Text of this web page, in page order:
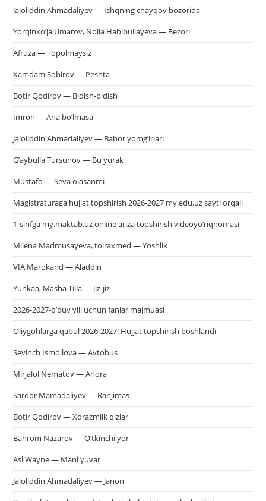
Jaloliddin Ahmadaliyev — Ishqning chayqov bozorida
Yorqinxo’ja Umarov, Noila Habibullayeva — Bezori
Afruza — Topolmaysiz
Xamdam Sobirov — Peshta
Botir Qodirov — Bidish-bidish
Imron — Ana bo’lmasa
Jaloliddin Ahmadaliyev — Bahor yomg’irlari
G’aybulla Tursunov — Bu yurak
Mustafo — Seva olasanmi
Magistraturaga hujjat topshirish 2026-2027 my.edu.uz sayti orqali
1-sinfga my.maktab.uz online ariza topshirish videoyo’riqnomasi
Milena Madmusayeva, toiraxmed — Yoshlik
VIA Marokand — Aladdin
Yunkaa, Masha Tilla — Jiz-jiz
2026-2027-o’quv yili uchun fanlar majmuasi
Oliygohlarga qabul 2026-2027: Hujjat topshirish boshlandi
Sevinch Ismoilova — Avtobus
Mirjalol Nematov — Anora
Sardor Mamadaliyev — Ranjimas
Botir Qodirov — Xorazmlik qizlar
Bahrom Nazarov — O’tkinchi yor
Asl Wayne — Mani yuvar
Jaloliddin Ahmadaliyev — Janon